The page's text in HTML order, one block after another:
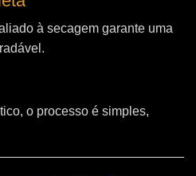
à secagem garante uma
o processo é simples,